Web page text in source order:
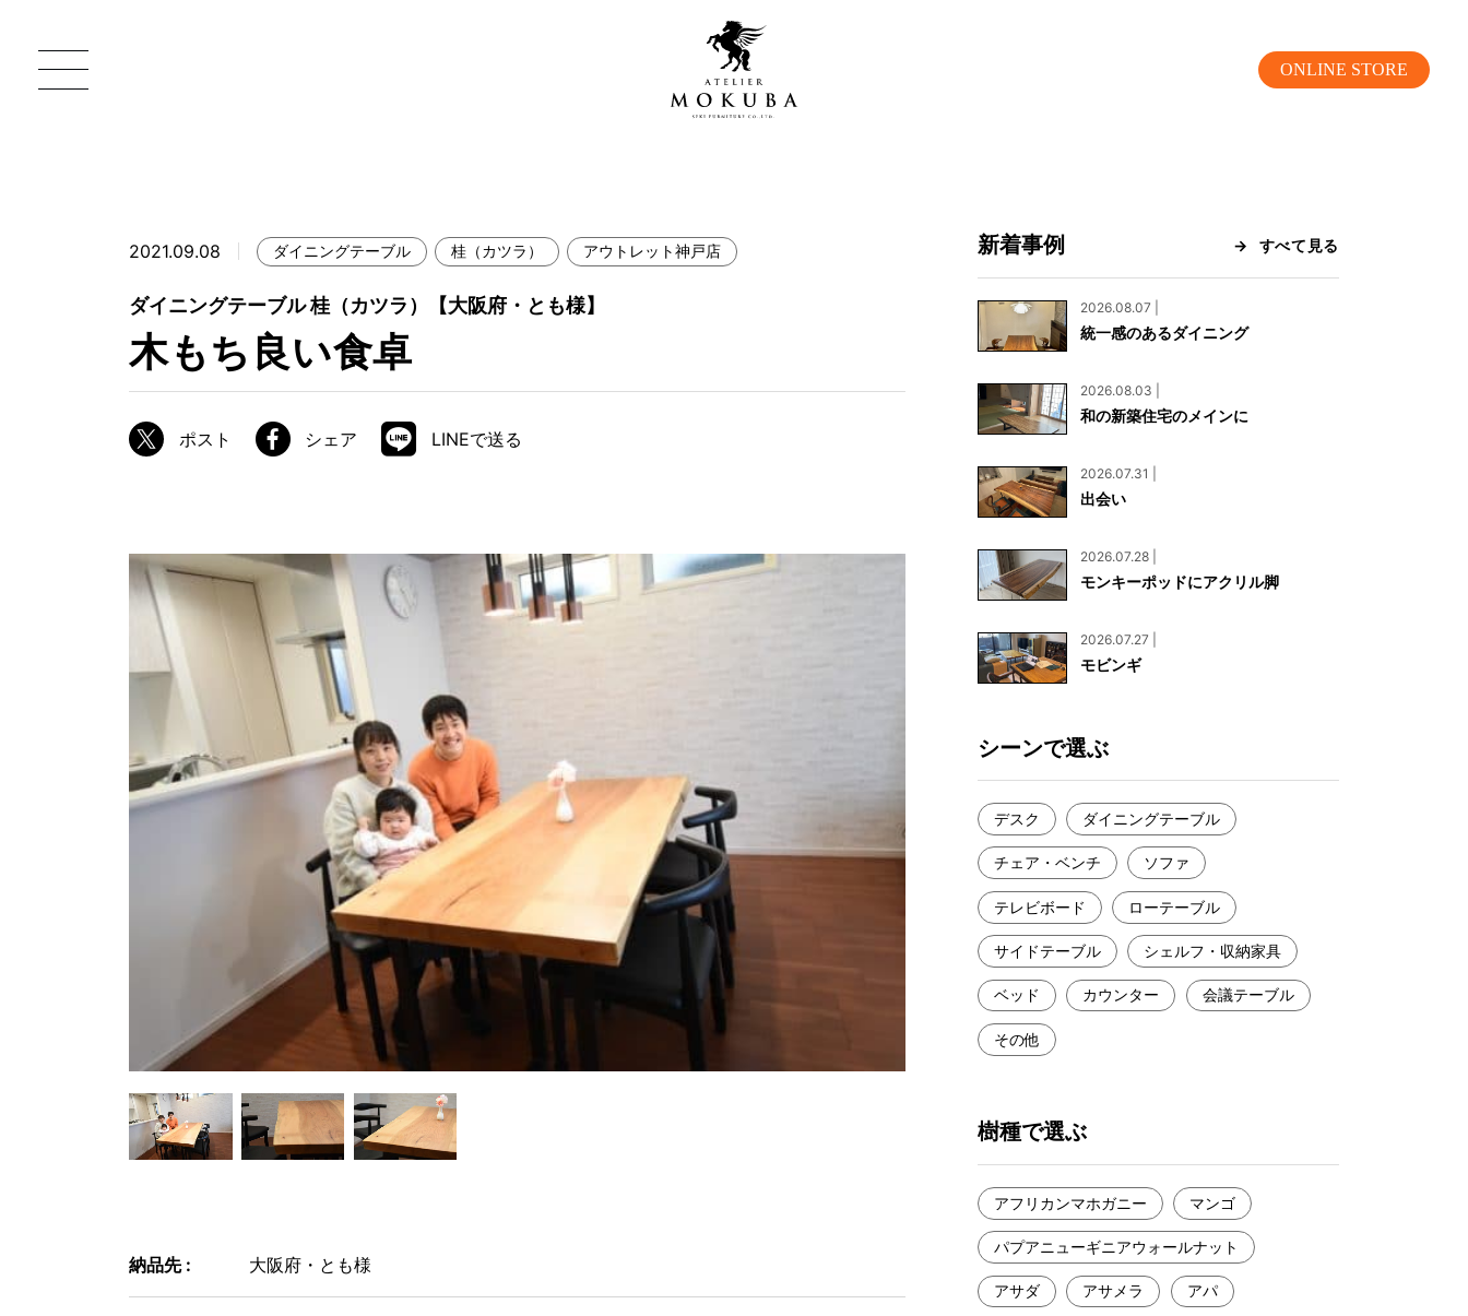
ONLINE STORE
一枚板 ATELIER MOKUBA HOME
MOKUBA について
職人の技能・技巧
ATELIER MOKUBAの一枚板テーブル
ATELIER MOKUBAの一枚板×異素材
特別なダイニングチェア
一枚板用のテーブル脚
コーディネート集
メンテナンス方法
直営店
青山プレミアムギャラリー
【アウトレット取扱店】
アウトレット神戸店
大川ギャラリー【本店】
天神ギャラリー
納品事例（店舗・オフィス）
よくあるご質問
お問い合わせ
資料請求
工務店様・設計会社様向けお問い合わせ
一枚板買い取りに関して
2021.09.08 ダイニングテーブル 桂（カツラ） アウトレット神戸店
木もち良い食卓
ダイニングテーブル 桂（カツラ）【大阪府・とも様】
ポスト シェア LINEで送る
納品先 : 大阪府・とも様
新着事例 すべて見る
2026.08.07 |
統一感のあるダイニング
2026.08.03 |
和の新築住宅のメインに
2026.07.31 |
出会い
2026.07.28 |
モンキーポッドにアクリル脚
2026.07.27 |
モビンギ
シーンで選ぶ
デスク ダイニングテーブル
チェア・ベンチ ソファ
テレビボード ローテーブル
サイドテーブル シェルフ・収納家具
ベッド カウンター 会議テーブル
その他
樹種で選ぶ
アフリカンマホガニー マンゴ
パプアニューギニアウォールナット
アサダ アサメラ アパ